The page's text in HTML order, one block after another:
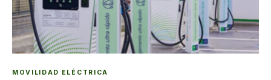
MOVILIDAD ELÉCTRICA